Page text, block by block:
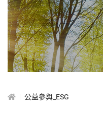
子
工
業
股
份
限 公益參與_ESG